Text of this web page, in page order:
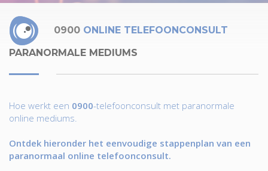
0900 ONLINE TELEFOONCONSULT
PARANORMALE MEDIUMS
Hoe werkt een 0900-telefoonconsult met paranormale
online mediums.
Ontdek hieronder het eenvoudige stappenplan van een
paranormaal online telefoonconsult.